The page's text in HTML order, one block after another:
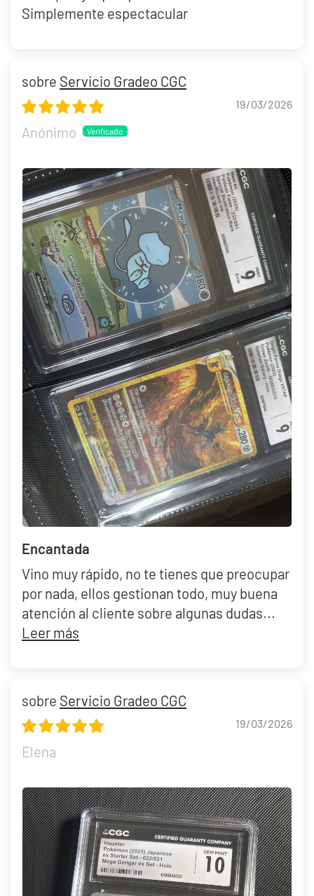
Simplemente espectacular
Servicio Gradeo CGC
19/03/2026
Anónimo
Encantada
Vino muy rápido, no te tienes que preocupar
por nada, ellos gestionan todo, muy buena
atención al cliente sobre algunas dudas...
Leer más
Servicio Gradeo CGC
19/03/2026
Elena